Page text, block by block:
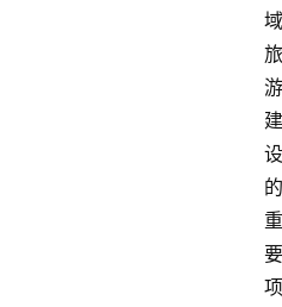
域
旅
游
建
设
的
重
要
项